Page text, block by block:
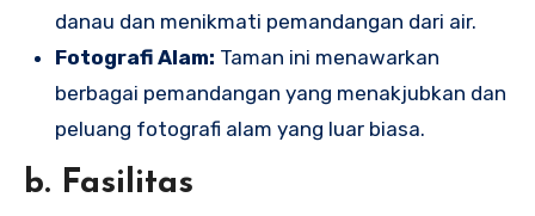
danau dan menikmati pemandangan dari air.
Fotografi Alam: Taman ini menawarkan
berbagai pemandangan yang menakjubkan dan
peluang fotografi alam yang luar biasa.
b. Fasilitas